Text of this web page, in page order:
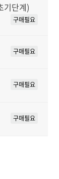
기단계)
구매필요
구매필요
구매필요
구매필요